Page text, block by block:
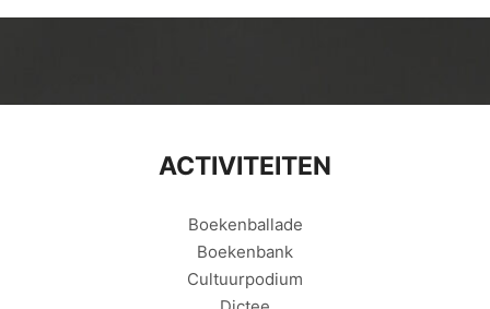
ACTIVITEITEN
Boekenballade
Boekenbank
Cultuurpodium